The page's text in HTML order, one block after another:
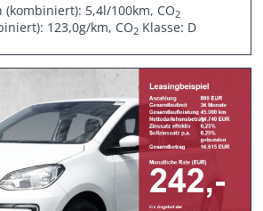
5,4l/100km, CO2
123,0g/km, CO2 Klasse: D